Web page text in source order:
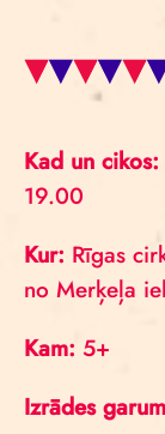
Kad un cikos:
19.00
Kur: Rīgas
no Merķeļa
Kam: 5+
Izrādes